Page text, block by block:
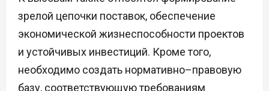
зрелой цепочки поставок, обеспечение
экономической жизнеспособности проектов
и устойчивых инвестиций. Кроме того,
необходимо создать нормативно–правовую
базу, соответствующую требованиям